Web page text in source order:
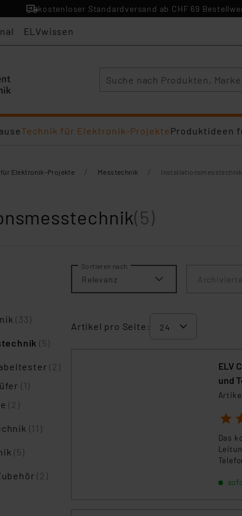
kostenloser Standardversand ab CHF 69
ELVwissen
Technik für Elektronik-ProjekteProduktideen
für Elektronik-Projekte / Messtechnik / Installationsmesstechnik
(5)
(33)
(5)
(2)
(1)
(2)
(11)
(5)
(2)
Sortieren nach
Relevanz
Artikel pro Seite:
ELV
und
1 2
Das